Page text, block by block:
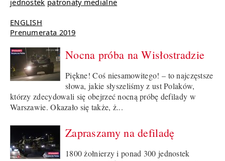
jednostek patronaty medialne
ENGLISH
Prenumerata 2019
Nocna próba na Wisłostradzie
Piękne! Coś niesamowitego! – to najczęstsze
słowa, jakie słyszeliśmy z ust Polaków,
którzy zdecydowali się obejrzeć nocną próbę defilady w
Warszawie. Okazało się także, ż...
Zapraszamy na defiladę
1800 żołnierzy i ponad 300 jednostek